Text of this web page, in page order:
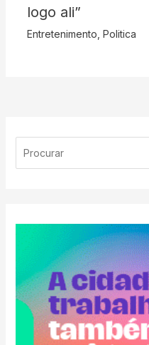
logo ali”
Entretenimento Politica